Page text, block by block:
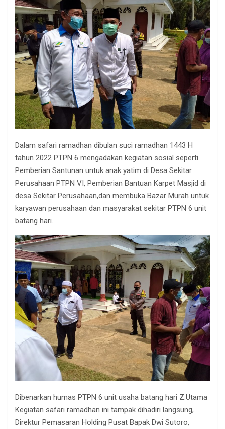
Dalam safari ramadhan dibulan suci ramadhan 1443 H
tahun 2022 PTPN 6 mengadakan kegiatan sosial seperti
Pemberian Santunan untuk anak yatim di Desa Sekitar
Perusahaan PTPN VI, Pemberian Bantuan Karpet Masjid di
desa Sekitar Perusahaan,dan membuka Bazar Murah untuk
karyawan perusahaan dan masyarakat sekitar PTPN 6 unit
batang hari.
Dibenarkan humas PTPN 6 unit usaha batang hari Z.Utama
Kegiatan safari ramadhan ini tampak dihadiri langsung,
Direktur Pemasaran Holding Pusat Bapak Dwi Sutoro,